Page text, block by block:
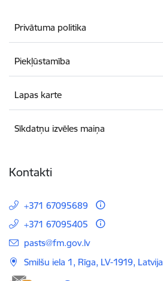
Privātuma politika
Piekļūstamība
Lapas karte
Sīkdatņu izvēles maiņa
Kontakti
+371 67095689
+371 67095405
E-pasts:
pasts@fm.gov.lv
Smilšu iela 1, Rīga, LV-1919, Latvija